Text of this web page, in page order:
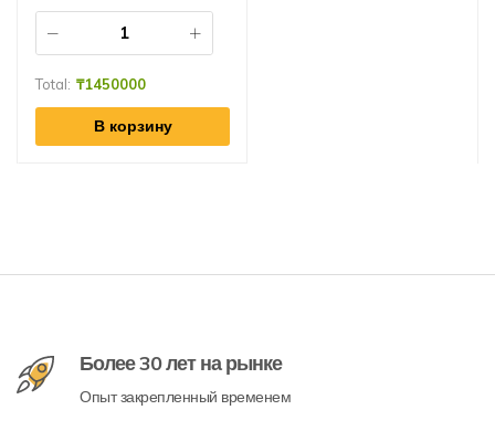
Total: ₸1450000
В корзину
Более 30 лет на рынке
Опыт закрепленный временем